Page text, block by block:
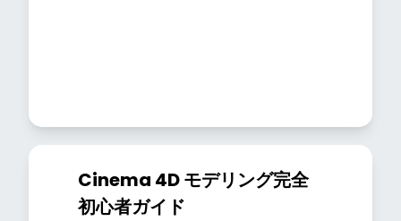
Cinema 4D モデリング完全
初心者ガイド